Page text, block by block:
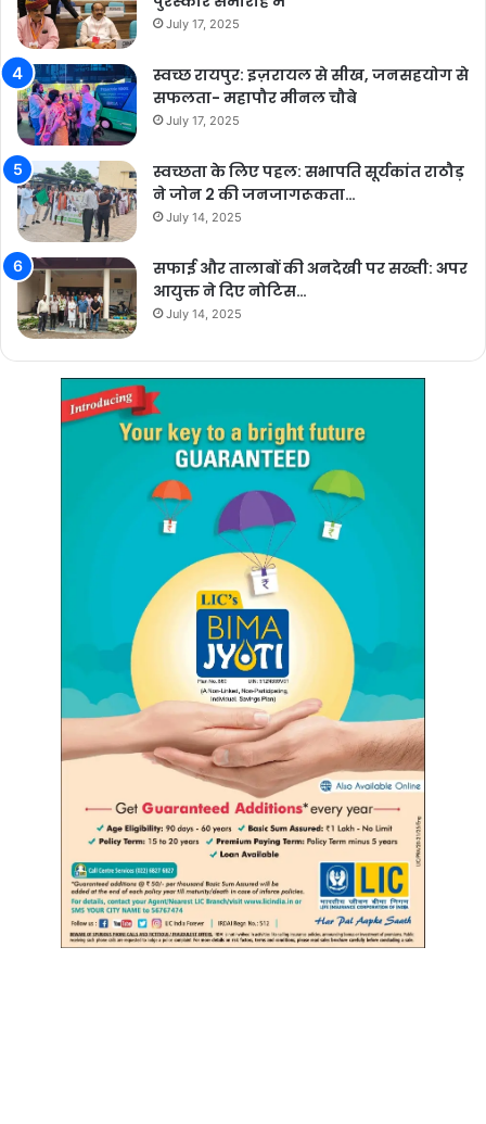
July 17, 2025
स्वच्छ रायपुर: इज़रायल से सीख, जनसहयोग से
सफलता- महापौर मीनल चौबे
July 17, 2025
स्वच्छता के लिए पहल: सभापति सूर्यकांत राठौड़
ने जोन 2 की जनजागरूकता…
July 14, 2025
सफाई और तालाबों की अनदेखी पर सख्ती: अपर
आयुक्त ने दिए नोटिस…
July 14, 2025